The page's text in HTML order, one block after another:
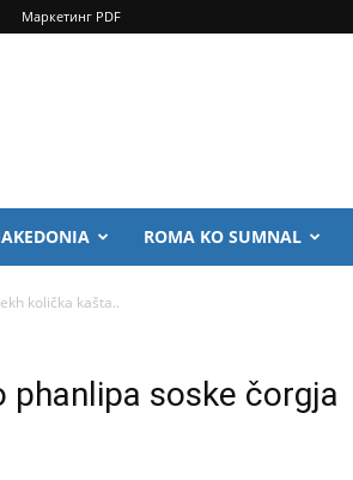
Маркетинг PDF
ROMA KO SUMNAL
količka kašta..
soske čorgja